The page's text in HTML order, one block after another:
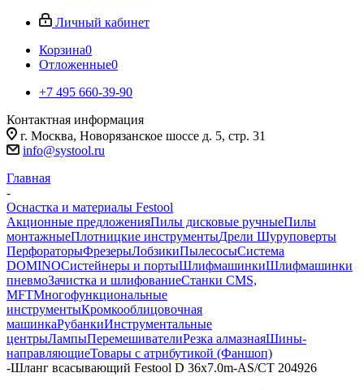
Личный кабинет
Корзина0
Отложенные0
+7 495 660-39-90
Контактная информация
г. Москва, Новорязанское шоссе д. 5, стр. 31
info@systool.ru
Главная
-
Оснастка и материалы Festool
Акционные предложенияПилы дисковые ручныеПилы
монтажныеПлотницкие инструментыДрели Шуруповерты
ПерфораторыФрезерыЛобзикиПылесосыСистема
DOMINOСистейнеры и портыШлифмашинкиШлифмашинки
пневмоЗачистка и шлифованиеСтанки CMS,
MFTМногофункциональные
инструментыКромкооблицовочная
машинкаРубанкиИнструментальные
центрыЛампыПеремешивателиРезка алмазнаяШины-
направляющиеТовары с атрибутикой (Фаншоп)
-Шланг всасывающий Festool D 36x7.0m-AS/CT 204926